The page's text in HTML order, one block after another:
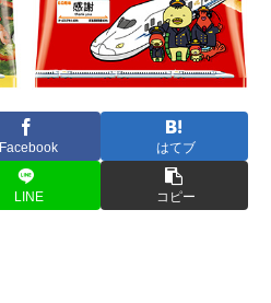
Facebook はてブ
LINE コピー